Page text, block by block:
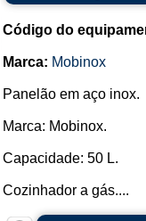
Código do
Marca: Mobinox
Panelão em aço inox.
Marca: Mobinox.
Capacidade: 50 L.
Cozinhador a gás....